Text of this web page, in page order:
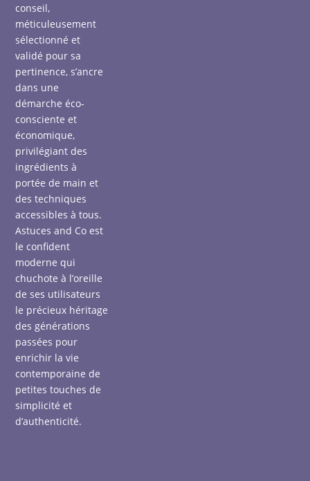
conseil,
méticuleusement
sélectionné et
validé pour sa
pertinence, s’ancre
dans une
démarche éco-
consciente et
économique,
privilégiant des
ingrédients à
portée de main et
des techniques
accessibles à tous.
Astuces and Co est
le confident
moderne qui
chuchote à l’oreille
de ses utilisateurs
le précieux héritage
des générations
passées pour
enrichir la vie
contemporaine de
petites touches de
simplicité et
d’authenticité.